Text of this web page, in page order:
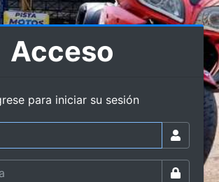
Acceso
para iniciar su sesión